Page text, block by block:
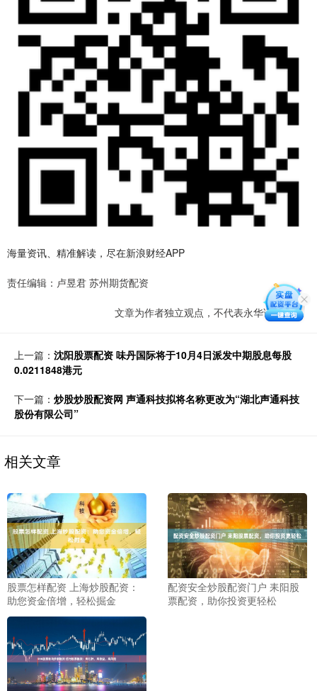
海量资讯、精准解读，尽在新浪财经APP
责任编辑：卢昱君 苏州期货配资
文章为作者独立观点，不代表永华证券观点
上一篇： 沈阳股票配资 味丹国际将于10月4日派发中期股息每股
0.0211848港元
下一篇： 炒股炒股配资网 声通科技拟将名称更改为“湖北声通科技
股份有限公司”
相关文章
股票怎样配资 上海炒股配资：
助您资金倍增，轻松掘金
配资安全炒股配资门户 耒阳股
票配资，助你投资更轻松